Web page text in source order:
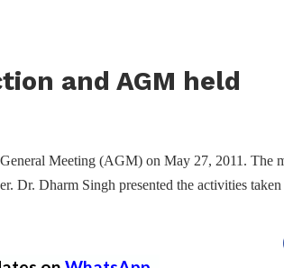
and AGM held
Meeting (AGM) on May 27, 2011. The
Dr. Dharm Singh presented the activities